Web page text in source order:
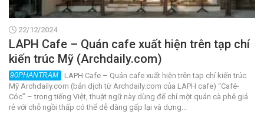
22/12/2024
LAPH Cafe – Quán cafe xuất hiện trên tạp chí
kiến trúc Mỹ (Archdaily.com)
LAPH Cafe – Quán cafe xuất hiện trên tạp chí kiến trúc
Mỹ Archdaily.com (bản dịch từ Archdaily.com của LAPH cafe) “Café-
Cóc” – trong tiếng Việt, thuật ngữ này dùng để chỉ một quán cà phê giá
rẻ với chỗ ngồi thấp có thể dễ dàng gấp lại và dựng...